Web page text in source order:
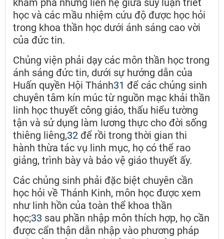
khám phá những liên hệ giữa suy luận triết
học và các mầu nhiệm cứu độ được học hỏi
trong khoa thần học dưới ánh sáng cao vời
của đức tin.
Chủng viện phải dạy các môn thần học trong
ánh sáng đức tin, dưới sự hướng dẫn của
Huấn quyền Hội Thánh31 để các chủng sinh
chuyên tâm kín múc từ nguồn mạc khải thần
linh học thuyết công giáo, thấu hiểu tường
tận và sử dụng làm lương thực cho đời sống
thiêng liêng,32 để rồi trong thời gian thi
hành thừa tác vụ linh mục, họ có thể rao
giảng, trình bày và bảo vệ giáo thuyết ấy.
Các chủng sinh phải đặc biệt chuyên cần
học hỏi về Thánh Kinh, môn học được xem
như linh hồn của toàn thể khoa thần
học;33 sau phần nhập môn thích hợp, họ cần
được cẩn thận dẫn nhập vào phương pháp